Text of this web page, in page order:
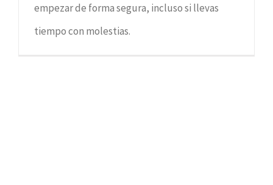
empezar de forma segura, incluso si llevas
tiempo con molestias.